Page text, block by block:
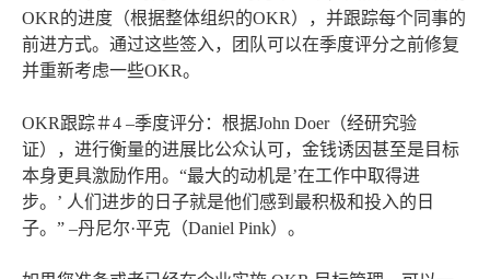
OKR的进度（根据整体组织的OKR），并跟踪每个同事的
前进方式。通过这些签入，团队可以在季度评分之前修复
并重新考虑一些OKR。
OKR跟踪＃4 –季度评分：根据John Doer（经研究验
证），进行衡量的进展比公众认可，金钱诱因甚至是目标
本身更具激励作用。“最大的动机是’在工作中取得进
步。’ 人们进步的日子就是他们感到最积极和投入的日
子。” –丹尼尔·平克（Daniel Pink）。